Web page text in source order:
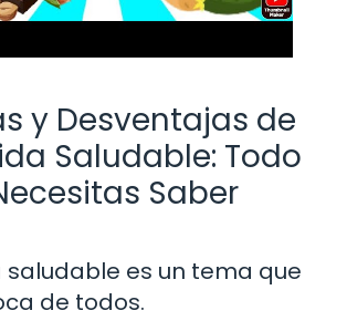
y Desventajas de
Saludable: Todo
Saber
saludable es un tema que
de todos.